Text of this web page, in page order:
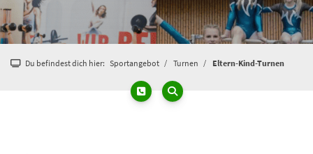
Du befindest dich hier: Sportangebot Turnen Eltern-Kind-Turnen